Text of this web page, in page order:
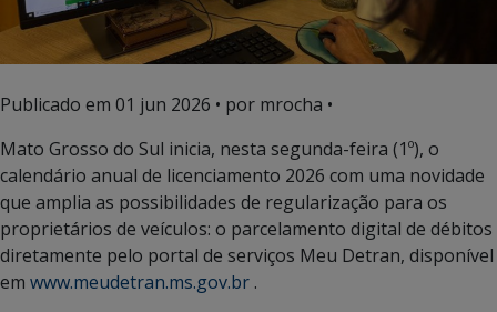
Publicado em 01 jun 2026 • por mrocha •
Mato Grosso do Sul inicia, nesta segunda-feira (1º), o
calendário anual de licenciamento 2026 com uma novidade
que amplia as possibilidades de regularização para os
proprietários de veículos: o parcelamento digital de débitos
diretamente pelo portal de serviços Meu Detran, disponível
em www.meudetran.ms.gov.br .